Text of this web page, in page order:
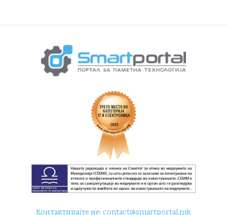
Контактирајте не:contact@smartportal.mk